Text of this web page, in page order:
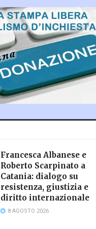
Francesca Albanese e
Roberto Scarpinato a
Catania: dialogo su
resistenza, giustizia e
diritto internazionale
8 AGOSTO 2026